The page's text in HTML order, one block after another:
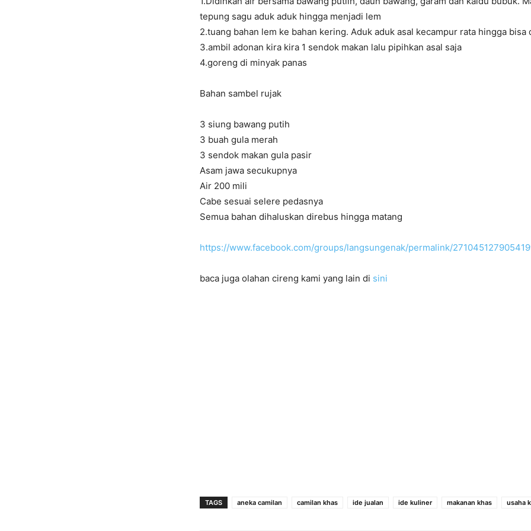
tepung sagu aduk aduk hingga menjadi lem
2.tuang bahan lem ke bahan kering. Aduk aduk asal kecampur rata hingga bisa
3.ambil adonan kira kira 1 sendok makan lalu pipihkan asal saja
4.goreng di minyak panas
Bahan sambel rujak
3 siung bawang putih
3 buah gula merah
3 sendok makan gula pasir
Asam jawa secukupnya
Air 200 mili
Cabe sesuai selere pedasnya
Semua bahan dihaluskan direbus hingga matang
https://www.facebook.com/groups/langsungenak/permalink/
baca juga olahan cireng kami yang lain di sini
TAGS aneka camilan camilan khas ide jualan ide kuliner makanan khas usaha